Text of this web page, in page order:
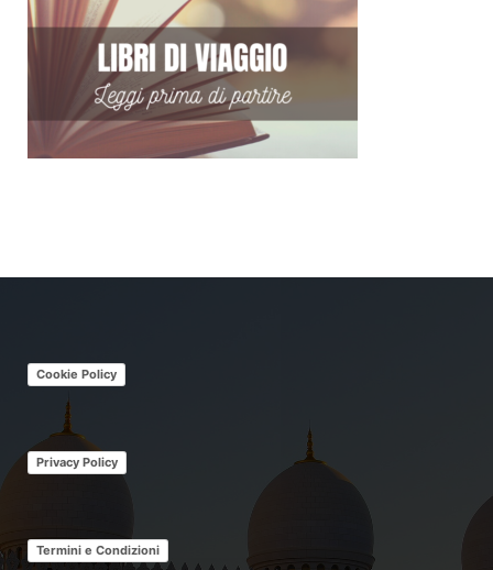
Cookie Policy
Privacy Policy
Termini e Condizioni